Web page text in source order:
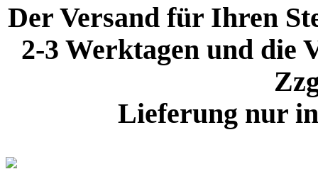
Der Versand für Ihren
2-3 Werktagen und die
Lieferung nur